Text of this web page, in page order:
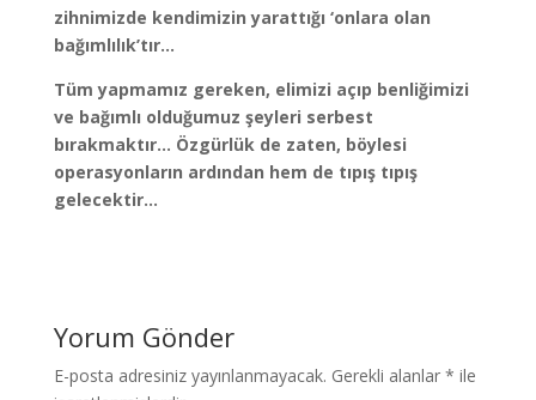
zihnimizde kendimizin yarattığı ‘onlara olan
bağımlılık’tır…
Tüm yapmamız gereken, elimizi açıp benliğimizi
ve bağımlı olduğumuz şeyleri serbest
bırakmaktır… Özgürlük de zaten, böylesi
operasyonların ardından hem de tıpış tıpış
gelecektir…
Yorum Gönder
E-posta adresiniz yayınlanmayacak. Gerekli alanlar * ile